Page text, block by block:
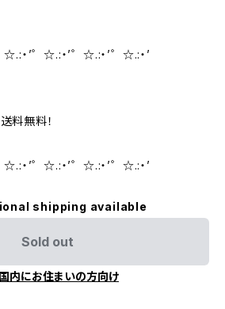
・’゜☆.:・’゜☆.:・’゜☆.:・’
料無料！
・’゜☆.:・’゜☆.:・’゜☆.:・’
shipping available
Sold out
内にお住まいの方向け